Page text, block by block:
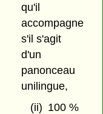
qu'il
accompagne
s'il s'agit
d'un
panonceau
unilingue,
(ii) 100 %